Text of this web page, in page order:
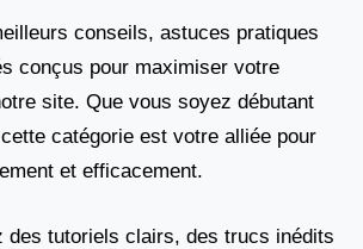
conseils, astuces pratiques
conçus pour maximiser votre
site. Que vous soyez débutant
catégorie est votre alliée pour
et efficacement.
des tutoriels clairs, des trucs inédits